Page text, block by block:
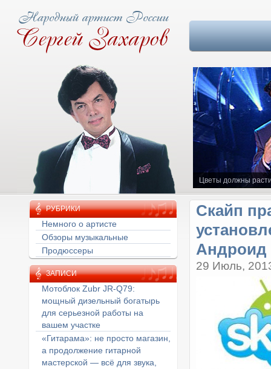
Цветы должны
РУБРИКИ
Немного о артисте
Обзоры музыкальные
Продюссеры
ЗАПИСИ
Мотоблок Zubr JR-Q79:
мощный дизельный богатырь
для серьезной работы на
вашем участке
«Гитарама»: не просто магазин,
а продолжение гитарной
мастерской — всё для звука,
Скайп
Андроид
29 Июль,